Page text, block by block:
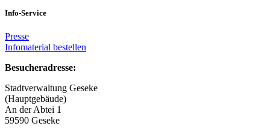
Info-Service
Presse
Infomaterial bestellen
Besucheradresse:
Stadtverwaltung Geseke
(Hauptgebäude)
An der Abtei 1
59590 Geseke